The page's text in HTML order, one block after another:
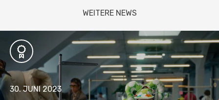
WEITERE NEWS
30. JUNI 2023